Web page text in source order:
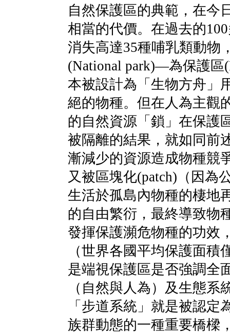
自然保護區的典範，在今
相當的代價。在過去的
消失高達35種哺乳類動物
(National park)—為保護區
本被設計為「生物方舟」
絕的物種。但在人為主觀
的自然資源「鎖」在保護
被隔離的結果，就如同前
漸減少的資源造成物種競
又被區塊化(patch)（因為
生活於孤島內物種的棲地
的自由繁衍，最終導致物
發揮保護瀕危物種的功效
（世界各國平均保護面積
是端視保護區是否強調全
（自然與人為）及生態
「步道系統」就是被認
族群動態的一種重要橋樑